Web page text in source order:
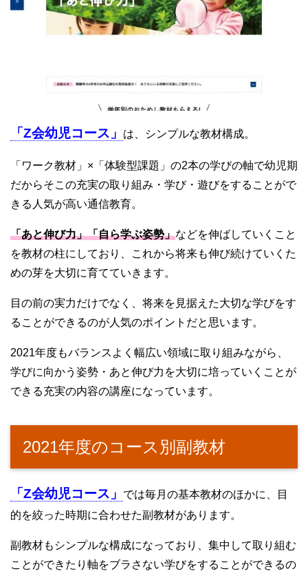
「Z会幼児コース」 は、シンプルな教材構成。
「ワーク教材」×「体験型課題」の2本の学びの軸で幼児期
だからそこの充実の取り組み・学び・遊びをすることがで
きる人気が高い通信教育。
「あと伸び力」「自ら学ぶ姿勢」などを伸ばしていくこと
を教材の柱にしており、これから将来も伸び続けていくた
めの芽を大切に育てていきます。
目の前の実力だけでなく、将来を見据えた大切な学びをす
ることができるのが人気のポイントだと思います。
2021年度もバランスよく幅広い領域に取り組みながら、
学びに向かう姿勢・あと伸び力を大切に培っていくことが
できる充実の内容の講座になっています。
2021年度のコース別副教材
「Z会幼児コース」
では毎月の基本教材のほかに、目
的を絞った時期に合わせた副教材があります。
副教材もシンプルな構成になっており、集中して取り組む
ことができたり軸をブラさない学びをすることができるの